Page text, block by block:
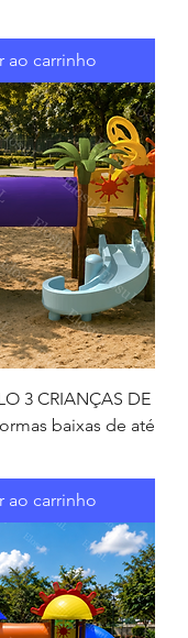
ao carrinho
3 CRIANÇAS DE
baixas de até
ao carrinho